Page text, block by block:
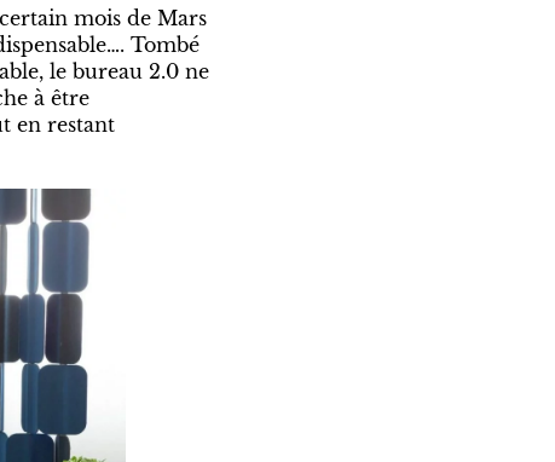
mois de Mars
Tombé
le bureau 2.0 ne
à être
en restant